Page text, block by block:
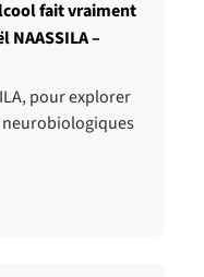
fait vraiment
NAASSILA –
pour explorer